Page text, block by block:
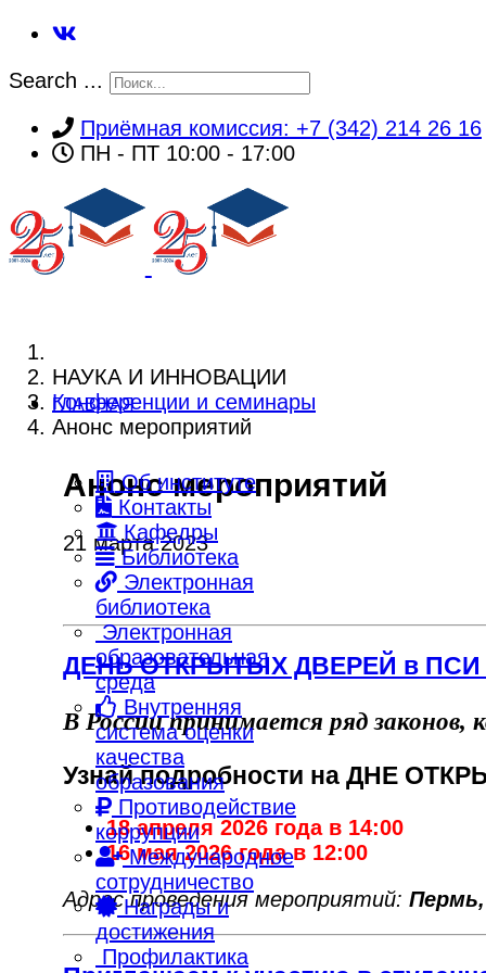
Search ...
Приёмная комиссия: +7 (342) 214 26 16
ПН - ПТ 10:00 - 17:00
ГЛАВНАЯ
Об институте
Контакты
Кафедры
Библиотека
Электронная
библиотека
Электронная
образовательная
среда
Внутренняя
система оценки
качества
образования
Противодействие
коррупции
Международное
сотрудничество
Награды и
достижения
Профилактика
НАУКА И ИННОВАЦИИ
Конференции и семинары
Анонс мероприятий
Анонс мероприятий
21 марта 2023
ДЕНЬ ОТКРЫТЫХ ДВЕРЕЙ в ПСИ
В России принимается ряд
Узнай подробности на ДНЕ
18 апреля 2026 года в 14:00
16 мая 2026 года в 12:00
Адрес проведения мероприятий: